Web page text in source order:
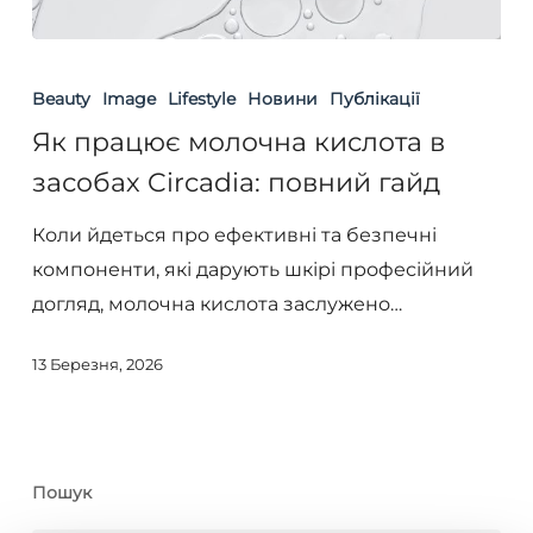
працює
кислота
в
засобах
Circadia:
повний
Beauty Image Lifestyle Новини Публікації
Як працює молочна кислота в
засобах Circadia: повний гайд
Коли йдеться про ефективні та безпечні
компоненти, які дарують шкірі професійний
догляд, молочна кислота заслужено…
13 Березня, 2026
Пошук